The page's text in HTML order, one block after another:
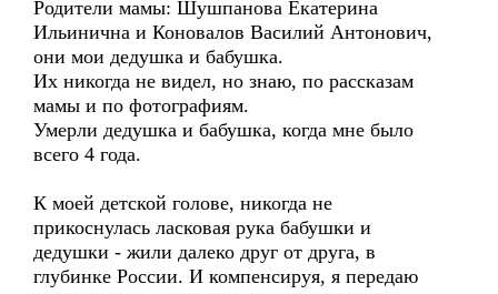
Родители мамы: Шушпанова Екатерина
Ильинична и Коновалов Василий Антонович,
они мои дедушка и бабушка.
Их никогда не видел, но знаю, по рассказам
мамы и по фотографиям.
Умерли дедушка и бабушка, когда мне было
всего 4 года.
К моей детской голове, никогда не
прикоснулась ласковая рука бабушки и
дедушки - жили далеко друг от друга, в
глубинке России. И компенсируя, я передаю